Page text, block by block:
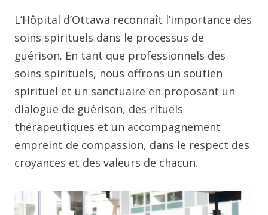
L’Hôpital d’Ottawa reconnaît l’importance des
soins spirituels dans le processus de
guérison. En tant que professionnels des
soins spirituels, nous offrons un soutien
spirituel et un sanctuaire en proposant un
dialogue de guérison, des rituels
thérapeutiques et un accompagnement
empreint de compassion, dans le respect des
croyances et des valeurs de chacun.